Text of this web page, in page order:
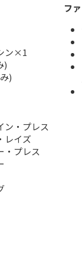
ン×1
)
)
ン・プレス
レイズ
・プレス
フ